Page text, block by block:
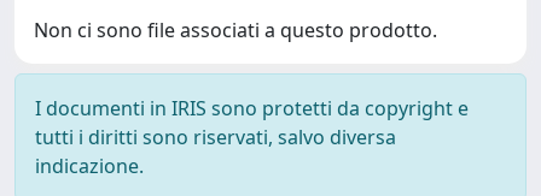
Non ci sono file associati a questo prodotto.
I documenti in IRIS sono protetti da copyright e
tutti i diritti sono riservati, salvo diversa
indicazione.